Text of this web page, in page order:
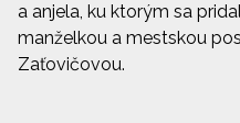
a anjela, ku ktorým sa
manželkou a mestskou
Zaťovičovou.